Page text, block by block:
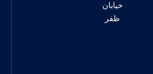
خیابان
ظفر